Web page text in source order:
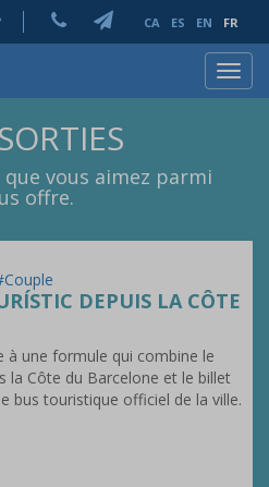
CA ES EN FR
vous aimez parmi
offre.
DEPUIS LA CÔTE
à une formule qui combine le
la Côte du Barcelone et le billet
bus touristique officiel de la ville.